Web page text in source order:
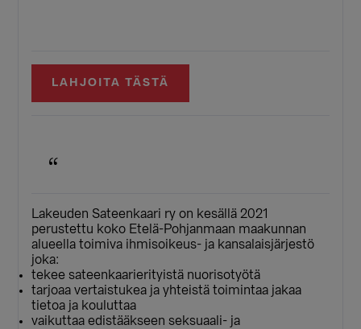
LAHJOITA TÄSTÄ
Lakeuden Sateenkaari ry on kesällä 2021
perustettu koko Etelä-Pohjanmaan maakunnan
alueella toimiva ihmisoikeus- ja kansalaisjärjestö
joka:
tekee sateenkaarierityistä nuorisotyötä
tarjoaa vertaistukea ja yhteistä toimintaa jakaa
tietoa ja kouluttaa
vaikuttaa edistääkseen seksuaali- ja